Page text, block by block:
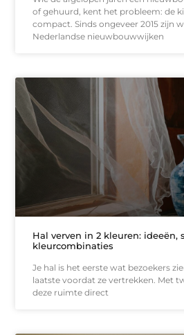
of gehuurd, kent het probleem: de
compact. Sinds ongeveer 2015 zijn
Nederlandse nieuwbouwwijken
Hal verven in 2 kleuren: ideeën,
kleurcombinaties
Je hal is het eerste wat bezoekers
laatste voordat ze vertrekken. Met
deze ruimte direct